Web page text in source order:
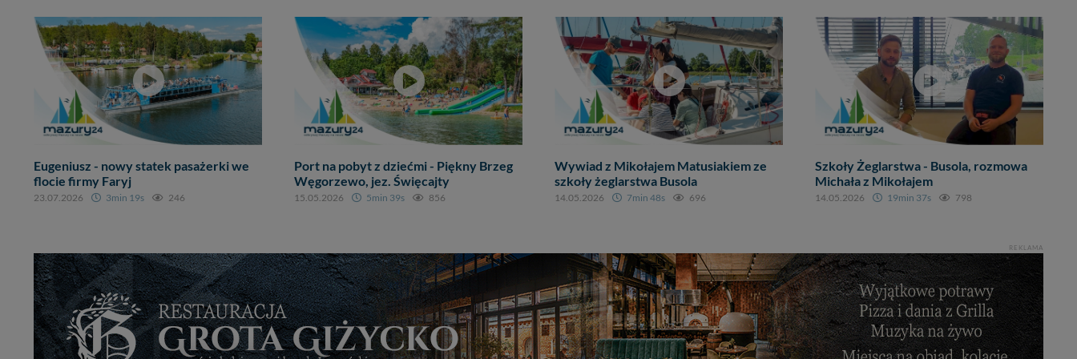
Eugeniusz - nowy statek pasażerki we
flocie firmy Faryj
23.07.2026 3min 19s 246
Port na pobyt z dziećmi - Piękny Brzeg
Węgorzewo, jez. Święcajty
15.05.2026 5min 39s 856
Wywiad z Mikołajem Matusiakiem ze
szkoły żeglarstwa Busola
14.05.2026 7min 48s 696
Szkoły Żeglarstwa - Busola, rozmowa
Michała z Mikołajem
14.05.2026 19min 37s 798
REKLAMA